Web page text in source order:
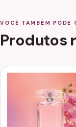
VOCÊ TAMBÉM PODE
Produtos